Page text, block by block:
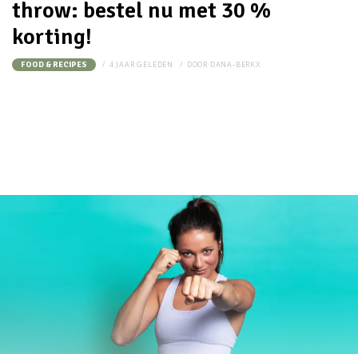
throw: bestel nu met 30 %
korting!
FOOD & RECIPES 4 JAAR GELEDEN DOOR DANA-BERKX